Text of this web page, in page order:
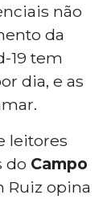
não
da
19 tem
dia, e as
leitores
do Campo
Ruiz opina